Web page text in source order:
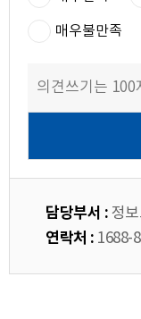
매우불만족
담당부서 : 정
연락처 : 1688-